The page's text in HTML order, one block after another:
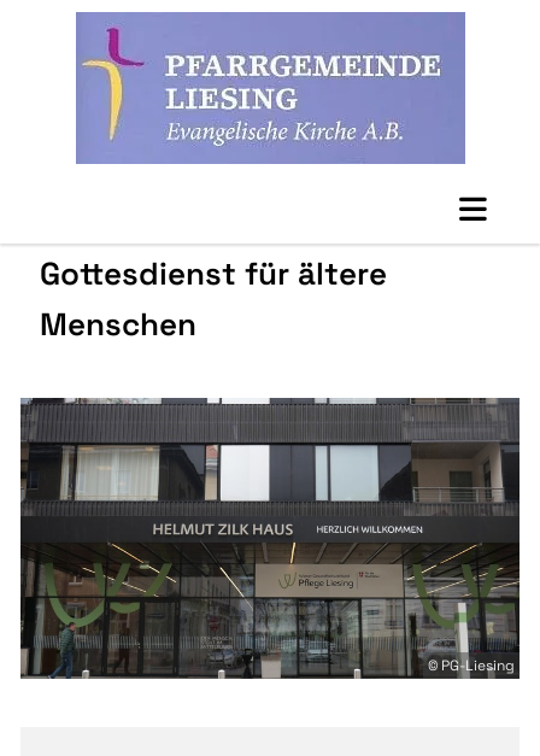
Gottesdienst für ältere
Menschen
© PG-Liesing